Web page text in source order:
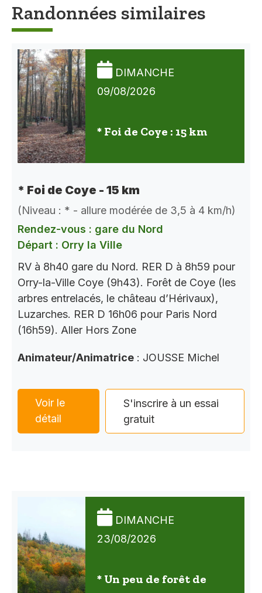
Randonnées similaires
DIMANCHE
09/08/2026
* Foi de Coye : 15 km
* Foi de Coye - 15 km
(Niveau : * - allure modérée de 3,5 à 4 km/h)
Rendez-vous : gare du Nord
Départ : Orry la Ville
RV à 8h40 gare du Nord. RER D à 8h59 pour
Orry-la-Ville Coye (9h43). Forêt de Coye (les
arbres entrelacés, le château d’Hérivaux),
Luzarches. RER D 16h06 pour Paris Nord
(16h59). Aller Hors Zone
Animateur/Animatrice : JOUSSE Michel
Voir le
détail
S'inscrire à un essai
gratuit
DIMANCHE
23/08/2026
* Un peu de forêt de